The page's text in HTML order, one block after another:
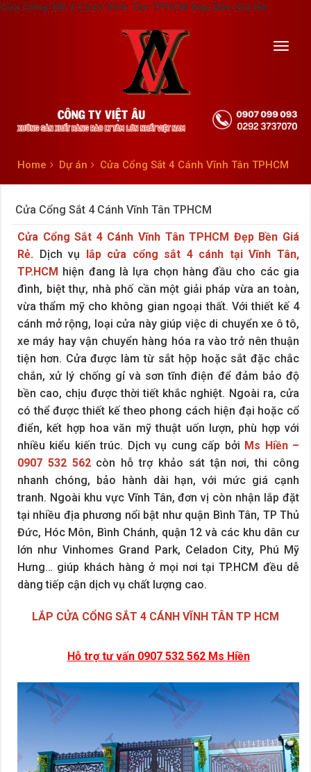
Cửa Cổng Sắt 4 Cánh Vĩnh Tân TPHCM Đẹp Bền Giá Rẻ
Home Dự án Cửa Cổng Sắt 4 Cánh Vĩnh Tân TPHCM
Cửa Cổng Sắt 4 Cánh Vĩnh Tân TPHCM
Cửa Cổng Sắt 4 Cánh Vĩnh Tân TPHCM Đẹp Bền Giá
Rẻ.
Dịch vụ
lắp cửa cổng sắt 4 cánh tại Vĩnh Tân,
TP.HCM
hiện đang là lựa chọn hàng đầu cho các gia
đình, biệt thự, nhà phố cần một giải pháp vừa an toàn,
vừa thẩm mỹ cho không gian ngoại thất. Với thiết kế 4
cánh mở rộng, loại cửa này giúp việc di chuyển xe ô tô,
xe máy hay vận chuyển hàng hóa ra vào trở nên thuận
tiện hơn. Cửa được làm từ sắt hộp hoặc sắt đặc chắc
chắn, xử lý chống gỉ và sơn tĩnh điện để đảm bảo độ
bền cao, chịu được thời tiết khắc nghiệt. Ngoài ra, cửa
có thể được thiết kế theo phong cách hiện đại hoặc cổ
điển, kết hợp hoa văn mỹ thuật uốn lượn, phù hợp với
nhiều kiểu kiến trúc. Dịch vụ cung cấp bởi Ms Hiền –
0907 532 562còn hỗ trợ khảo sát tận nơi, thi công
nhanh chóng, bảo hành dài hạn, với mức giá cạnh
tranh. Ngoài khu vực Vĩnh Tân, đơn vị còn nhận lắp đặt
tại nhiều địa phương nổi bật như quận Bình Tân, TP Thủ
Đức, Hóc Môn, Bình Chánh, quận 12 và các khu dân cư
lớn như Vinhomes Grand Park, Celadon City, Phú Mỹ
Hưng… giúp khách hàng ở mọi nơi tại TP.HCM đều dễ
dàng tiếp cận dịch vụ chất lượng cao.
LẮP CỬA CỔNG SẮT 4 CÁNH VĨNH TÂN TP HCM
Hỗ trợ tư vấn 0907 532 562 Ms Hiền